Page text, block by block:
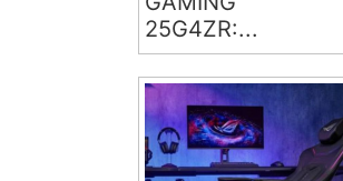
25G4ZR:...